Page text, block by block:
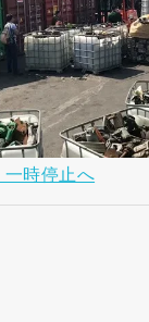
一時停止へ